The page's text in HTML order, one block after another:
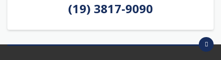
(19) 3817-9090